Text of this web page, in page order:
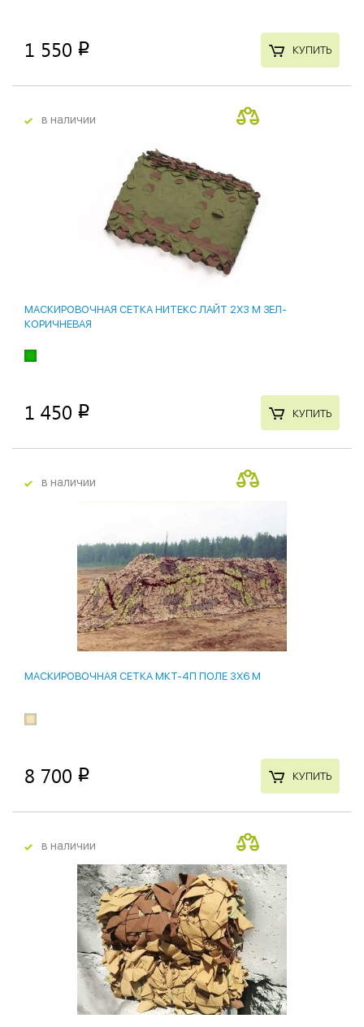
1 550 p КУПИТЬ
в наличии
МАСКИРОВОЧНАЯ СЕТКА НИТЕКС ЛАЙТ 2Х3 М ЗЕЛ-
КОРИЧНЕВАЯ
1 450 p КУПИТЬ
в наличии
МАСКИРОВОЧНАЯ СЕТКА МКТ-4П ПОЛЕ 3Х6 М
8 700 p КУПИТЬ
в наличии